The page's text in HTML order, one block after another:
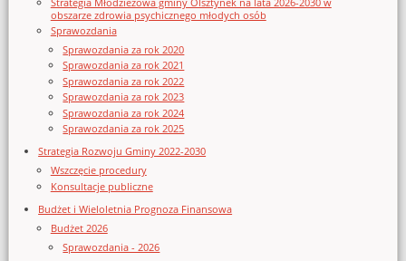
obszarze zdrowia psychicznego młodych osób
Sprawozdania
Sprawozdania za rok 2020
Sprawozdania za rok 2021
Sprawozdania za rok 2022
Sprawozdania za rok 2023
Sprawozdania za rok 2024
Sprawozdania za rok 2025
Strategia Rozwoju Gminy 2022-2030
Wszczęcie procedury
Konsultacje publiczne
Budżet i Wieloletnia Prognoza Finansowa
Budżet 2026
Sprawozdania - 2026